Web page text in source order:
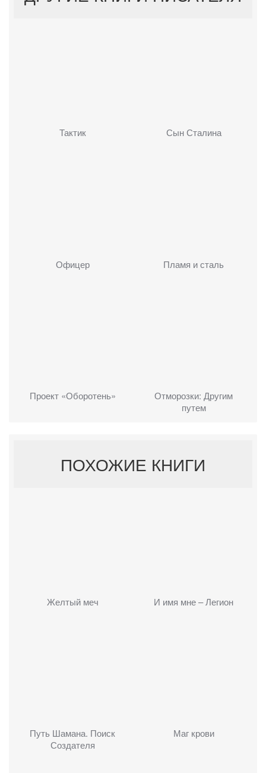
Тактик Сын Сталина
Офицер Пламя и сталь
Проект «Оборотень»
Отморозки: Другим
путем
ПОХОЖИЕ КНИГИ
Желтый меч И имя мне – Легион
Путь Шамана. Поиск
Создателя
Маг крови